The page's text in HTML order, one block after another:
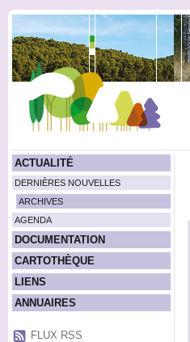
ACTUALITÉ
DERNIÈRES NOUVELLES
ARCHIVES
AGENDA
DOCUMENTATION
CARTOTHÈQUE
LIENS
ANNUAIRES
FLUX RSS